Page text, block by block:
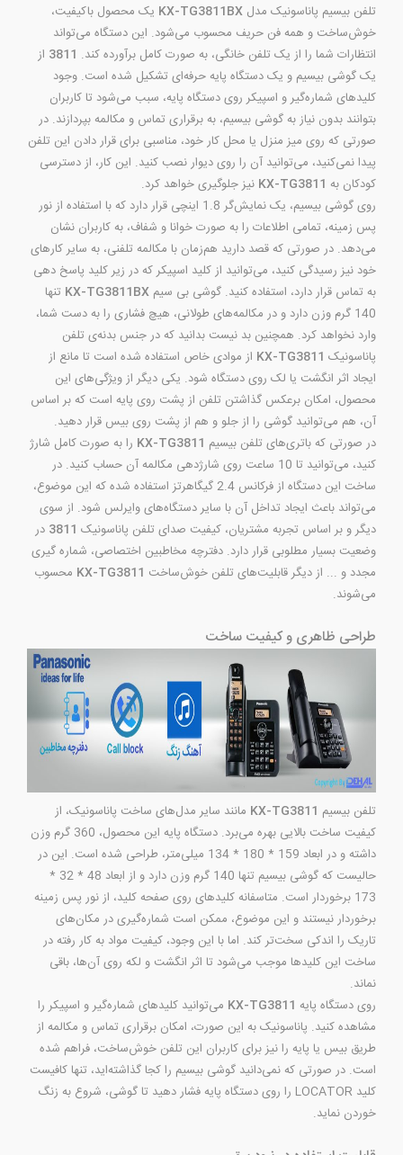
تلفن بیسیم پاناسونیک مدل KX-TG3811BX یک محصول باکیفیت،
خوش‌ساخت و همه فن حریف محسوب می‌شود. این دستگاه می‌تواند
انتظارات شما را از یک تلفن خانگی، به صورت کامل برآورده کند. 3811 از
یک گوشی بیسیم و یک دستگاه پایه حرفه‌ای تشکیل شده است. وجود
کلیدهای شماره‌گیر و اسپیکر روی دستگاه پایه، سبب می‌شود تا کاربران
بتوانند بدون نیاز به گوشی بیسیم، به برقراری تماس و مکالمه بپردازند. در
صورتی که روی میز منزل یا محل کار خود، مناسبی برای قرار دادن این تلفن
پیدا نمی‌کنید، می‌توانید آن را روی دیوار نصب کنید. این کار، از دسترسی
کودکان به KX-TG3811 نیز جلوگیری خواهد کرد.
روی گوشی بیسیم، یک نمایش‌گر 1.8 اینچی قرار دارد که با استفاده از نور
پس زمینه، تمامی اطلاعات را به صورت خوانا و شفاف، به کاربران نشان
می‌دهد. در صورتی که قصد دارید هم‌زمان با مکالمه تلفنی، به سایر کارهای
خود نیز رسیدگی کنید، می‌توانید از کلید اسپیکر که در زیر کلید پاسخ دهی
به تماس قرار دارد، استفاده کنید. گوشی بی سیم KX-TG3811BX تنها
140 گرم وزن دارد و در مکالمه‌های طولانی، هیچ فشاری را به دست شما،
وارد نخواهد کرد. همچنین بد نیست بدانید که در جنس بدنه‌ی تلفن
پاناسونیک KX-TG3811 از موادی خاص استفاده شده است تا مانع از
ایجاد اثر انگشت یا لک روی دستگاه شود. یکی دیگر از ویژگی‌های این
محصول، امکان برعکس گذاشتن تلفن از پشت روی پایه است که بر اساس
آن، هم می‌توانید گوشی را از جلو و هم از پشت روی بیس قرار دهید.
در صورتی که باتری‌های تلفن بیسیم KX-TG3811 را به صورت کامل شارژ
کنید، می‌توانید تا 10 ساعت روی شارژدهی مکالمه آن حساب کنید. در
ساخت این دستگاه از فرکانس 2.4 گیگاهرتز استفاده شده که این موضوع،
می‌تواند باعث ایجاد تداخل آن با سایر دستگاه‌های وایرلس شود. از سوی
دیگر و بر اساس تجربه مشتریان، کیفیت صدای تلفن پاناسونیک 3811 در
وضعیت بسیار مطلوبی قرار دارد. دفترچه مخاطبین اختصاصی، شماره گیری
مجدد و ... از دیگر قابلیت‌های تلفن خوش‌ساخت KX-TG3811 محسوب
می‌شوند.
طراحی ظاهری و کیفیت ساخت
تلفن بیسیم KX-TG3811 مانند سایر مدل‌های ساخت پاناسونیک، از
کیفیت ساخت بالایی بهره می‌برد. دستگاه پایه این محصول، 360 گرم وزن
داشته و در ابعاد 159 * 180 * 134 میلی‌متر، طراحی شده است. این در
حالیست که گوشی بیسیم تنها 140 گرم وزن دارد و از ابعاد 48 * 32 *
173 برخوردار است. متاسفانه کلیدهای روی صفحه کلید، از نور پس زمینه
برخوردار نیستند و این موضوع، ممکن است شماره‌گیری در مکان‌های
تاریک را اندکی سخت‌تر کند. اما با این وجود، کیفیت مواد به کار رفته در
ساخت این کلیدها موجب می‌شود تا اثر انگشت و لکه روی آن‌ها، باقی
نماند.
روی دستگاه پایه KX-TG3811 می‌توانید کلیدهای شماره‌گیر و اسپیکر را
مشاهده کنید. پاناسونیک به این صورت، امکان برقراری تماس و مکالمه از
طریق بیس یا پایه را نیز برای کاربران این تلفن خوش‌ساخت، فراهم شده
است. در صورتی که نمی‌دانید گوشی بیسیم را کجا گذاشته‌اید، تنها کافیست
کلید LOCATOR را روی دستگاه پایه فشار دهید تا گوشی، شروع به زنگ
خوردن نماید.